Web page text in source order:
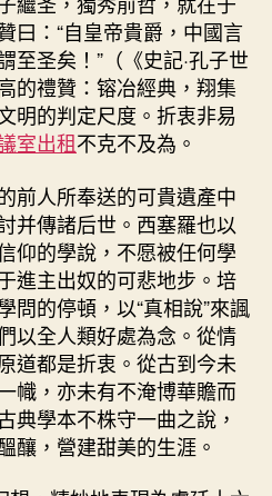
曰：“自皇帝貴爵，中國言
至圣矣！”（《史記·孔子世
的禮贊：镕冶經典，翔集
明的判定尺度。折衷非易
室出租不克不及為。
前人所奉送的可貴遺產中
并傳諸后世。西塞羅也以
仰的學說，不愿被任何學
進主出奴的可悲地步。培
問的停頓，以“真相說”來諷
以全人類好處為念。從情
道都是折衷。從古到今未
幟，亦未有不淹博華贍而
典學本不株守一曲之說，
釀，營建甜美的生涯。